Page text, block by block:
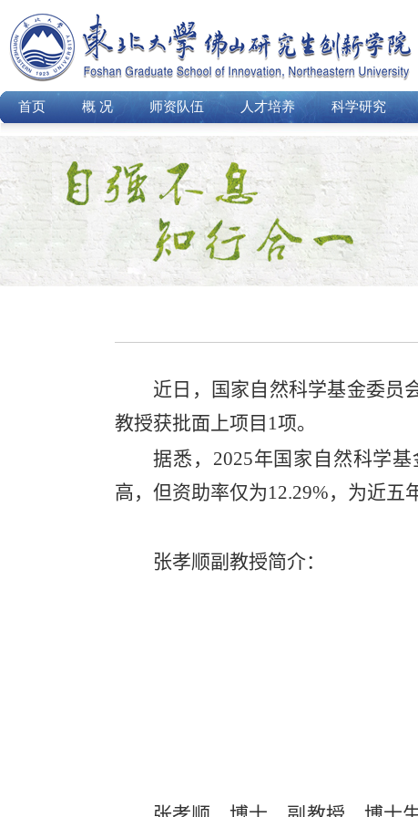
首页 概 况 师资队伍 人才培养 科学研究
近日，国家自然科学基金委员
教授获批面上项目 1项。
据悉， 2025年国家自然科学
高，但资助率仅为12.29%，为近五
张孝顺副教授简介：